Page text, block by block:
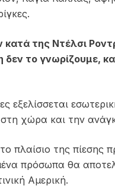
της Ντέλσι
το γνωρίζουμε,
στη χώρα και την
πλαίσιο της πίεσης
πρόσωπα θα
Αμερική.